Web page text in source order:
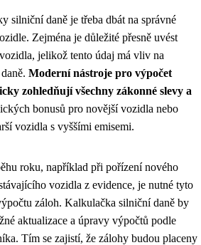
silniční daně je třeba dbát na správné
Zejména je důležité přesně uvést
jelikož tento údaj má vliv na
Moderní nástroje pro výpočet
zohledňují všechny zákonné slevy a
bonusů pro novější vozidla nebo
vozidla s vyššími emisemi.
roku, například při pořízení nového
vozidla z evidence, je nutné tyto
záloh. Kalkulačka silniční daně by
aktualizace a úpravy výpočtů podle
Tím se zajistí, že zálohy budou placeny